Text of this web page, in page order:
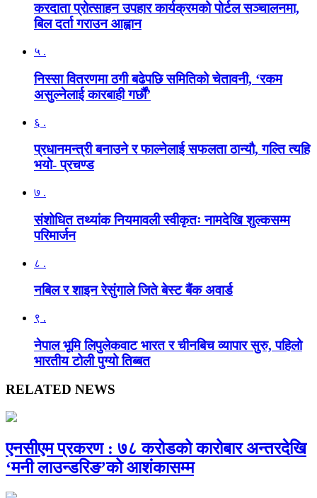
करदाता प्रोत्साहन उपहार कार्यक्रमको पोर्टल सञ्चालनमा,
बिल दर्ता गराउन आह्वान
५ .
निस्सा वितरणमा ठगी बढेपछि समितिको चेतावनी, ‘रकम
असुल्नेलाई कारबाही गर्छाैं’
६ .
प्रधानमन्त्री बनाउने र फाल्नेलाई सफलता ठान्यौ, गल्ति त्यहि
भयो- प्रचण्ड
७ .
संशोधित तथ्यांक नियमावली स्वीकृतः नामदेखि शुल्कसम्म
परिमार्जन
८ .
नबिल र शाइन रेसुंगाले जिते बेस्ट बैंक अवार्ड
९ .
नेपाल भूमि लिपुलेकवाट भारत र चीनबिच व्यापार सुरु, पहिलो
भारतीय टोली पुग्यो तिब्बत
RELATED NEWS
एनसीएम प्रकरण : ७८ करोडको कारोबार अन्तरदेखि
‘मनी लाउन्डरिङ’को आशंकासम्म